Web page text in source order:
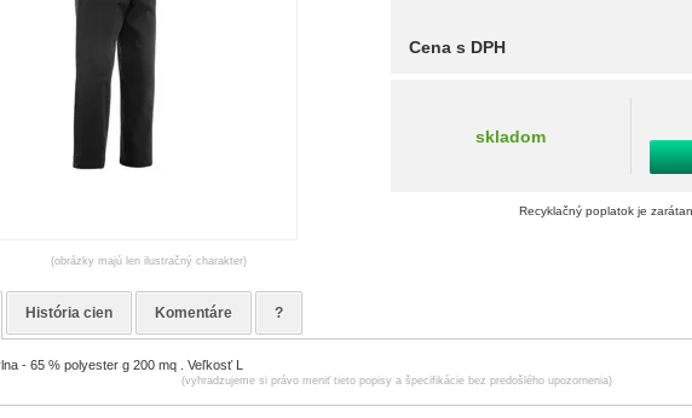
(obrázky majú len ilustračný charakter)
Cena s DPH
skladom
Recyklačný poplatok je
História cien Komentáre ?
- 65 % polyester g 200 mq . Veľkosť L
(vyhradzujeme si právo meniť tieto popisy a špecifikácie bez predošlého upozornenia)